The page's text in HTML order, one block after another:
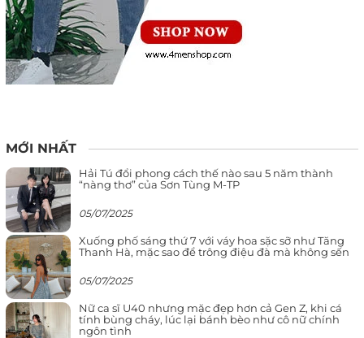
MỚI NHẤT
Hải Tú đổi phong cách thế nào sau 5 năm thành
“nàng thơ” của Sơn Tùng M-TP
05/07/2025
Xuống phố sáng thứ 7 với váy hoa sặc sỡ như Tăng
Thanh Hà, mặc sao để trông điệu đà mà không sến
05/07/2025
Nữ ca sĩ U40 nhưng mặc đẹp hơn cả Gen Z, khi cá
tính bùng cháy, lúc lại bánh bèo như cô nữ chính
ngôn tình